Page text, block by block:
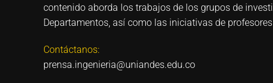
contenido aborda los trabajos de los grupos de
Departamentos, así como las iniciativas de
Contáctanos:
prensa.ingenieria@uniandes.edu.co